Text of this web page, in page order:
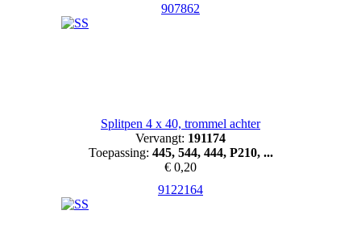
907862
Splitpen 4 x 40, trommel achter
Vervangt: 191174
Toepassing: 445, 544, 444, P210, ...
€ 0,20
9122164